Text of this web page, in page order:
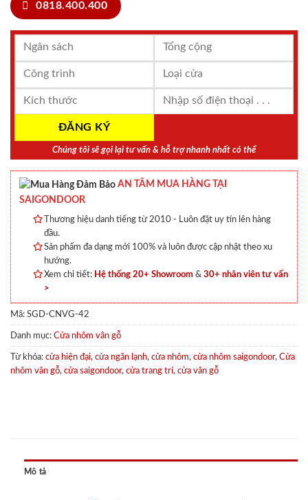
0818.400.400
Chúng tôi sẽ gọi lại tư vấn & hỗ trợ nhanh nhất có thể
AN TÂM MUA HÀNG TẠI
SAIGONDOOR
Thương hiệu danh tiếng từ 2010 - Luôn đặt uy tín lên hàng
đầu.
Sản phẩm đa dạng mới 100% và luôn được cập nhật theo xu
hướng.
Xem chi tiết: Hệ thống 20+ Showroom & 30+ nhân viên tư vấn
>
Mã: SGD-CNVG-42
Danh mục: Cửa nhôm vân gỗ
Từ khóa: cửa hiện đại, cửa ngăn lạnh, cửa nhôm, cửa nhôm saigondoor, Cửa
nhôm vân gỗ, cửa saigondoor, cửa trang trí, cửa vân gỗ
Mô tả